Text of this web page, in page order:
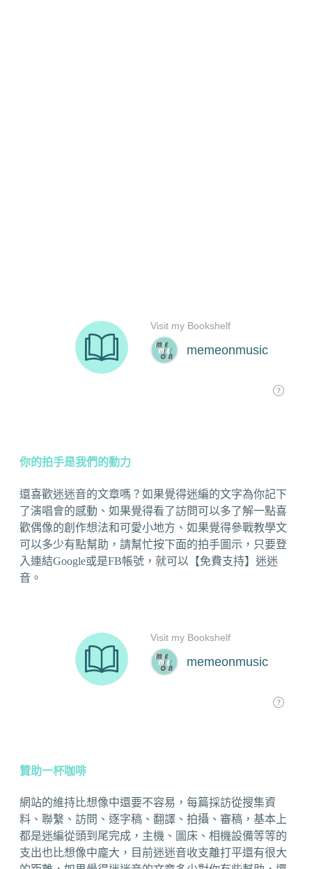
你的拍手是我們的動力
還喜歡迷迷音的文章嗎？如果覺得迷編的文字為你記下
了演唱會的感動、如果覺得看了訪問可以多了解一點喜
歡偶像的創作想法和可愛小地方、如果覺得參戰教學文
可以多少有點幫助，請幫忙按下面的拍手圖示，只要登
入連結Google或是FB帳號，就可以【免費支持】迷迷
音。
贊助一杯咖啡
網站的維持比想像中還要不容易，每篇採訪從搜集資
料、聯繫、訪問、逐字稿、翻譯、拍攝、審稿，基本上
都是迷編從頭到尾完成，主機、圖床、相機設備等等的
支出也比想像中龐大，目前迷迷音收支離打平還有很大